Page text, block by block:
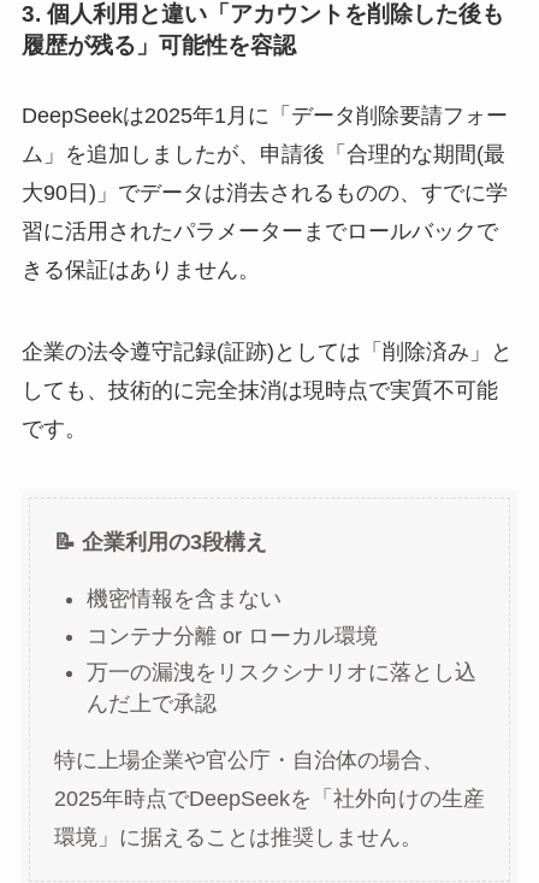
3. 個人利用と違い「アカウントを削除した後も
履歴が残る」可能性を容認
DeepSeekは2025年1月に「データ削除要請フォー
ム」を追加しましたが、申請後「合理的な期間(最
大90日)」でデータは消去されるものの、すでに学
習に活用されたパラメーターまでロールバックで
きる保証はありません。
企業の法令遵守記録(証跡)としては「削除済み」と
しても、技術的に完全抹消は現時点で実質不可能
です。
📝 企業利用の3段構え
機密情報を含まない
コンテナ分離 or ローカル環境
万一の漏洩をリスクシナリオに落とし込
んだ上で承認
特に上場企業や官公庁・自治体の場合、
2025年時点でDeepSeekを「社外向けの生産
環境」に据えることは推奨しません。